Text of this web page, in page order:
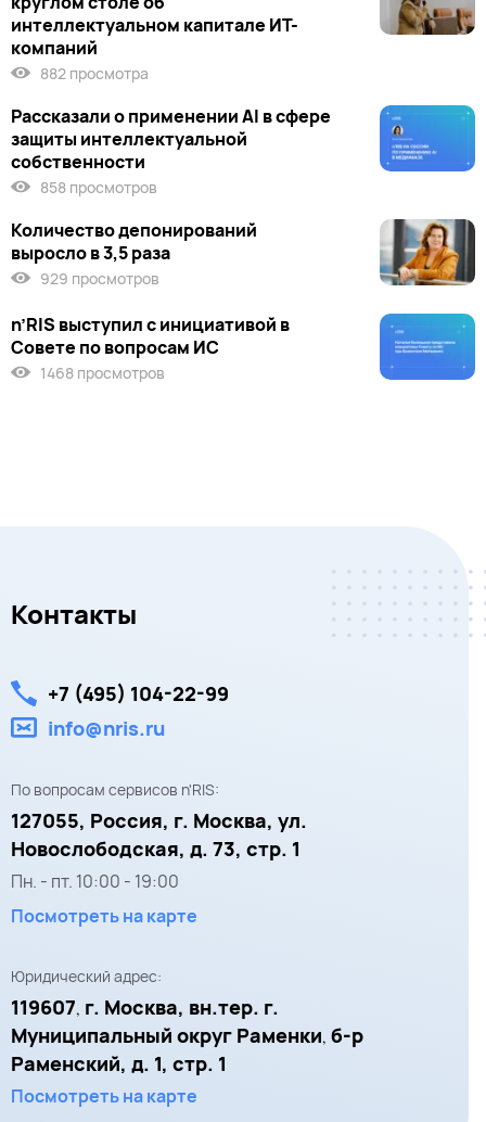
интеллектуальном капитале ИТ-
компаний
882 просмотра
Рассказали о применении AI в сфере
защиты интеллектуальной
собственности
858 просмотров
Количество депонирований
выросло в 3,5 раза
929 просмотров
n’RIS выступил c инициативой в
Совете по вопросам ИС
1468 просмотров
Контакты
+7 (495) 104-22-99
info@nris.ru
По вопросам сервисов n'RIS:
127055, Россия, г. Москва, ул.
Новослободская, д. 73, стр. 1
Пн. - пт. 10:00 - 19:00
Посмотреть на карте
Юридический адрес:
119607, г. Москва, вн.тер. г.
Муниципальный округ Раменки, б-р
Раменский, д. 1, стр. 1
Посмотреть на карте